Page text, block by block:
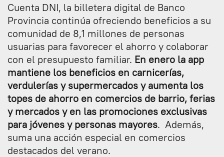
Cuenta DNI, la billetera digital de Banco
Provincia continúa ofreciendo beneficios a su
comunidad de 8,1 millones de personas
usuarias para favorecer el ahorro y colaborar
con el presupuesto familiar. En enero la app
mantiene los beneficios en carnicerías,
verdulerías y supermercados y aumenta los
topes de ahorro en comercios de barrio, ferias
y mercados y en las promociones exclusivas
para jóvenes y personas mayores. Además,
suma una acción especial en comercios
destacados del verano.